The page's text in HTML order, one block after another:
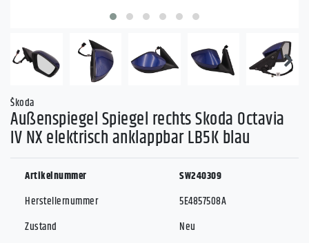
Škoda
Außenspiegel Spiegel rechts Skoda Octavia
IV NX elektrisch anklappbar LB5K blau
Artikelnummer
Herstellernummer
Zustand
SW240309
5E4857508A
Neu